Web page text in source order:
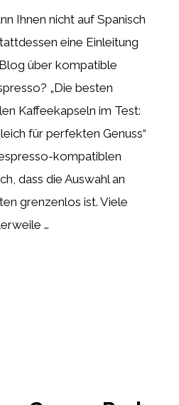
Ihnen nicht auf Spanisch
eine Einleitung
über kompatible
„Die besten
Kaffeekapseln im Test:
für perfekten Genuss“
kompatiblen
dass die Auswahl an
grenzenlos ist. Viele
…